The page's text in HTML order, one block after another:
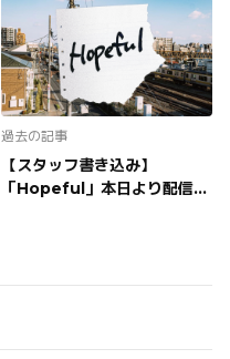
過去の記事
【スタッフ書き込み】
「Hopeful」本日より配信！